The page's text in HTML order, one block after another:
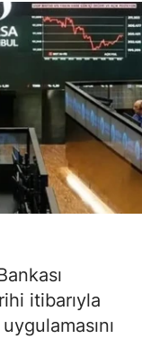
itibarıyla